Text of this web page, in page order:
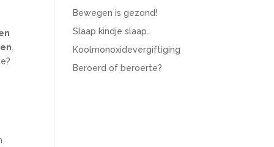
Bewegen is gezond!
Slaap kindje slaap…
Koolmonoxidevergiftiging
Beroerd of beroerte?